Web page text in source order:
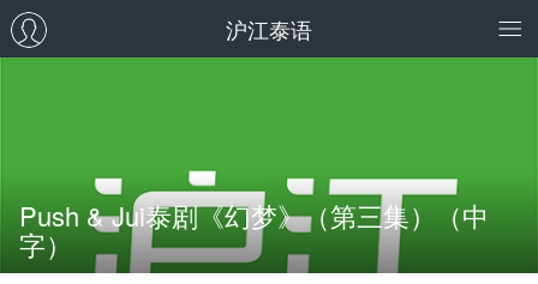
沪江泰语
Push & Jui泰剧《幻梦》（第三集）（中
字）